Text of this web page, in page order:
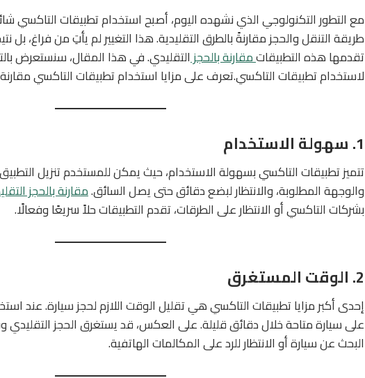
مع التطور التكنولوجي الذي نشهده اليوم، أصبح استخدام تطبيقات التاكسي
طريقة التنقل والحجز مقارنةً بالطرق التقليدية. هذا التغيير لم يأتِ من فراغ، بل
تقدمها هذه التطبيقاتمقارنة بالحجزالتقليدي. في هذا المقال، سنستعرض
لاستخدام تطبيقات التاكسي.تعرف على مزايا استخدام تطبيقات التاكسي مقارنة
1. سهولة الاستخدام
تتميز تطبيقات التاكسي بسهولة الاستخدام، حيث يمكن للمستخدم تنزيل
والوجهة المطلوبة، والانتظار لبضع دقائق حتى يصل السائق.مقارنة بالحجز
بشركات التاكسي أو الانتظار على الطرقات، تقدم التطبيقات حلاً سريعًا وفعالًا.
2. الوقت المستغرق
إحدى أكبر مزايا تطبيقات التاكسي هي تقليل الوقت اللازم لحجز سيارة. عند
على سيارة متاحة خلال دقائق قليلة. على العكس، قد يستغرق الحجز التقليدي
البحث عن سيارة أو الانتظار للرد على المكالمات الهاتفية.